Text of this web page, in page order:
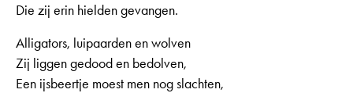
Die zij erin hielden gevangen.
Alligators, luipaarden en wolven
Zij liggen gedood en bedolven,
Een ijsbeertje moest men nog slachten,